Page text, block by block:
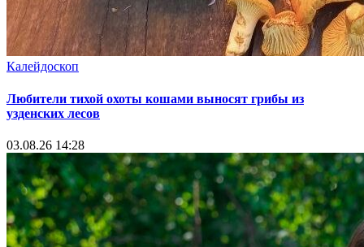
Калейдоскоп
Любители тихой охоты кошами выносят грибы из
узденских лесов
03.08.26 14:28